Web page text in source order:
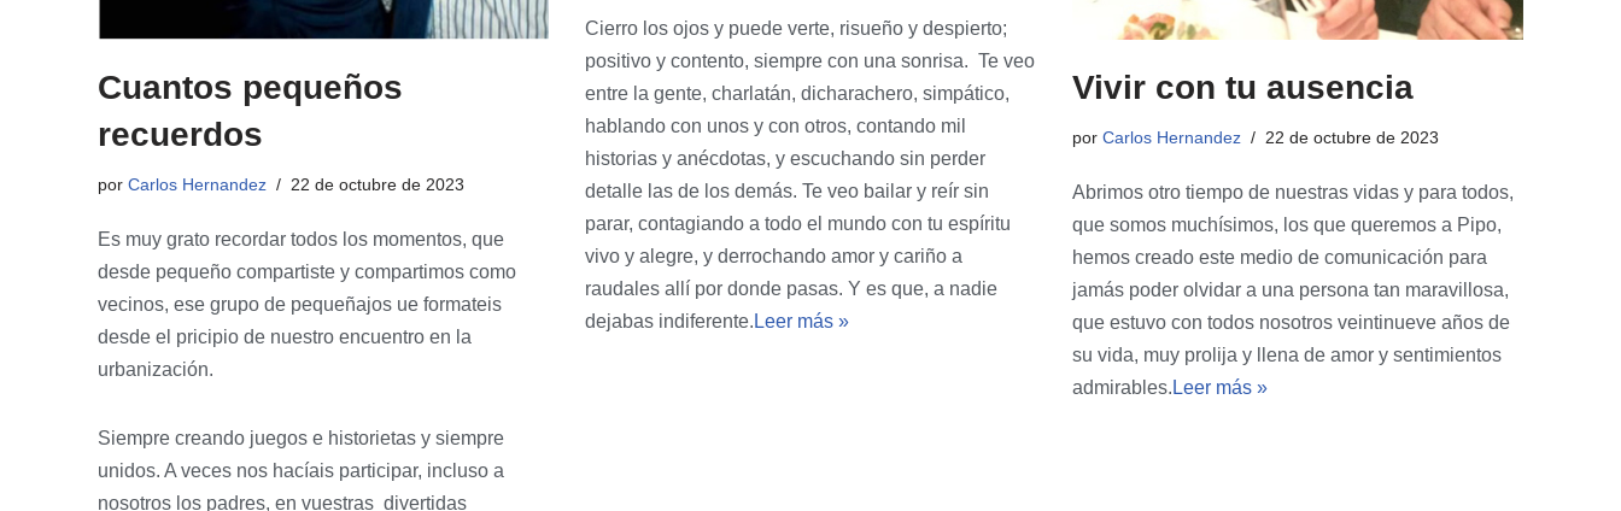
Cuantos pequeños
recuerdos
por Carlos Hernandez 22 de octubre de 2023
Es muy grato recordar todos los momentos, que
desde pequeño compartiste y compartimos como
vecinos, ese grupo de pequeñajos ue formateis
desde el pricipio de nuestro encuentro en la
urbanización.
Siempre creando juegos e historietas y siempre
unidos. A veces nos hacíais participar, incluso a
nosotros los padres, en vuestras divertidas
Cierro los ojos y puede verte, risueño y despierto;
positivo y contento, siempre con una sonrisa. Te veo
entre la gente, charlatán, dicharachero, simpático,
hablando con unos y con otros, contando mil
historias y anécdotas, y escuchando sin perder
detalle las de los demás. Te veo bailar y reír sin
parar, contagiando a todo el mundo con tu espíritu
vivo y alegre, y derrochando amor y cariño a
raudales allí por donde pasas. Y es que, a nadie
dejabas indiferente. Leer más »
Vivir con tu ausencia
por Carlos Hernandez 22 de octubre de 2023
Abrimos otro tiempo de nuestras vidas y para todos,
que somos muchísimos, los que queremos a Pipo,
hemos creado este medio de comunicación para
jamás poder olvidar a una persona tan maravillosa,
que estuvo con todos nosotros veintinueve años de
su vida, muy prolija y llena de amor y sentimientos
admirables. Leer más »